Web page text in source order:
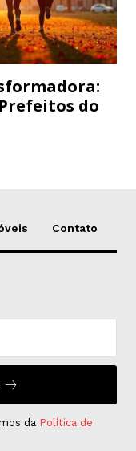
do
Contato
da Política de